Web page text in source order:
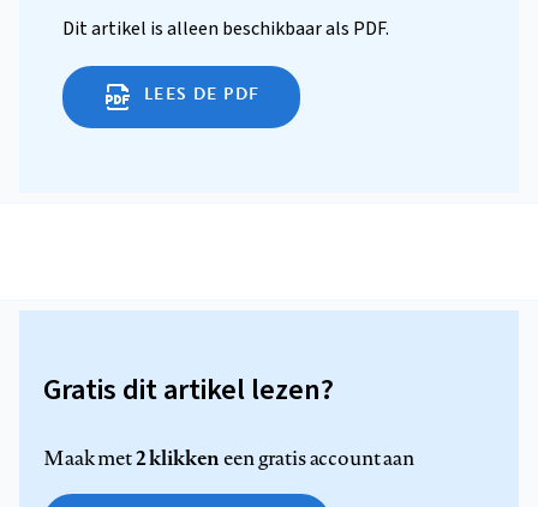
Dit artikel is alleen beschikbaar als PDF.
LEES DE PDF
Gratis dit artikel lezen?
Maak met2 klikkeneen gratis account aan